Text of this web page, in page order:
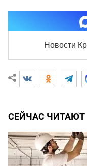
Новости
СЕЙЧАС ЧИТАЮТ